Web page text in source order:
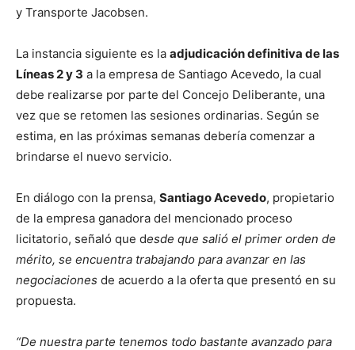
y Transporte Jacobsen.
La instancia siguiente es la adjudicación definitiva de las
Líneas 2 y 3 a la empresa de Santiago Acevedo, la cual
debe realizarse por parte del Concejo Deliberante, una
vez que se retomen las sesiones ordinarias. Según se
estima, en las próximas semanas debería comenzar a
brindarse el nuevo servicio.
En diálogo con la prensa, Santiago Acevedo, propietario
de la empresa ganadora del mencionado proceso
licitatorio, señaló que desde que salió el primer orden de
mérito, se encuentra trabajando para avanzar en las
negociaciones de acuerdo a la oferta que presentó en su
propuesta.
“De nuestra parte tenemos todo bastante avanzado para